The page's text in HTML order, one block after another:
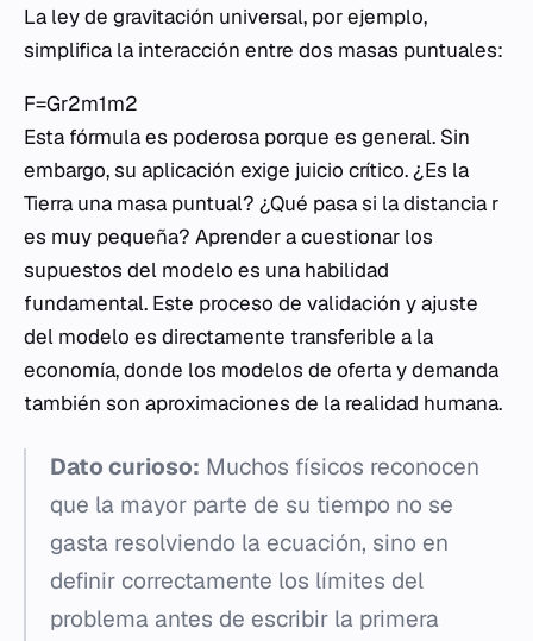
La ley de gravitación universal, por ejemplo,
simplifica la interacción entre dos masas puntuales:
F=Gr2m1​m2​​
Esta fórmula es poderosa porque es general. Sin
embargo, su aplicación exige juicio crítico. ¿Es la
Tierra una masa puntual? ¿Qué pasa si la distancia r
es muy pequeña? Aprender a cuestionar los
supuestos del modelo es una habilidad
fundamental. Este proceso de validación y ajuste
del modelo es directamente transferible a la
economía, donde los modelos de oferta y demanda
también son aproximaciones de la realidad humana.
Dato curioso: Muchos físicos reconocen
que la mayor parte de su tiempo no se
gasta resolviendo la ecuación, sino en
definir correctamente los límites del
problema antes de escribir la primera